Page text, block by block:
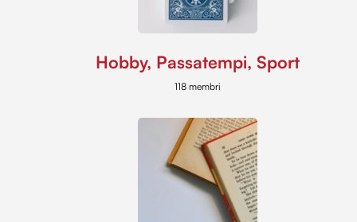
Hobby, Passatempi, Sport
118 membri